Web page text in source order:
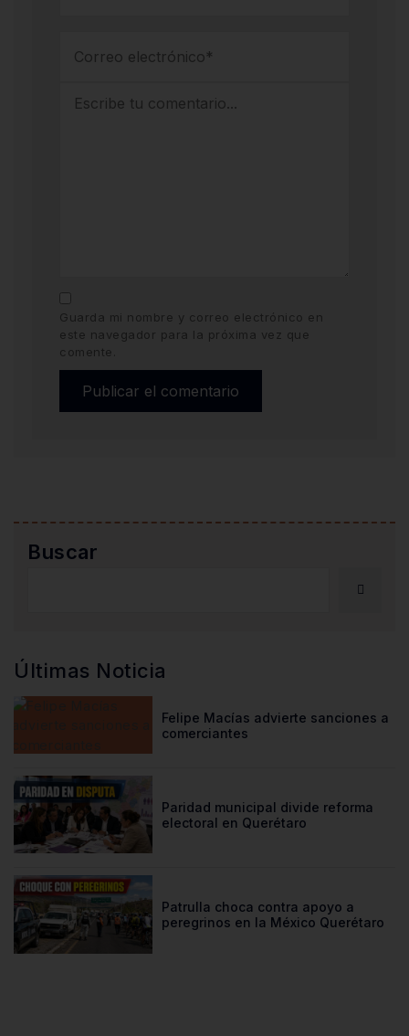
Guarda mi nombre y correo electrónico en
este navegador para la próxima vez que
comente.
Buscar
Últimas Noticia
Felipe Macías advierte sanciones a
comerciantes
Paridad municipal divide reforma
electoral en Querétaro
Patrulla choca contra apoyo a
peregrinos en la México Querétaro